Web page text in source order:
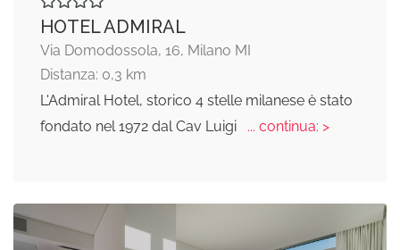
HOTEL ADMIRAL
Via Domodossola, 16, Milano MI
Distanza: 0,3 km
L'Admiral Hotel, storico 4 stelle milanese è stato
fondato nel 1972 dal Cav Luigi
... continua: >